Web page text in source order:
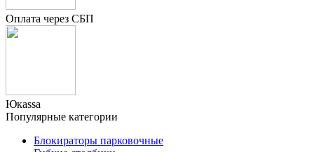
Оплата через СБП
Юкаssа
Популярные категории
Блокираторы парковочные